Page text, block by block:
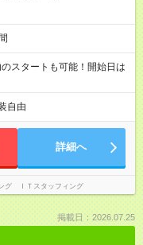
スタートも可能！開始日は
自由
詳細へ
グ ＩＴスタッフィング
掲載日：2026.07.25